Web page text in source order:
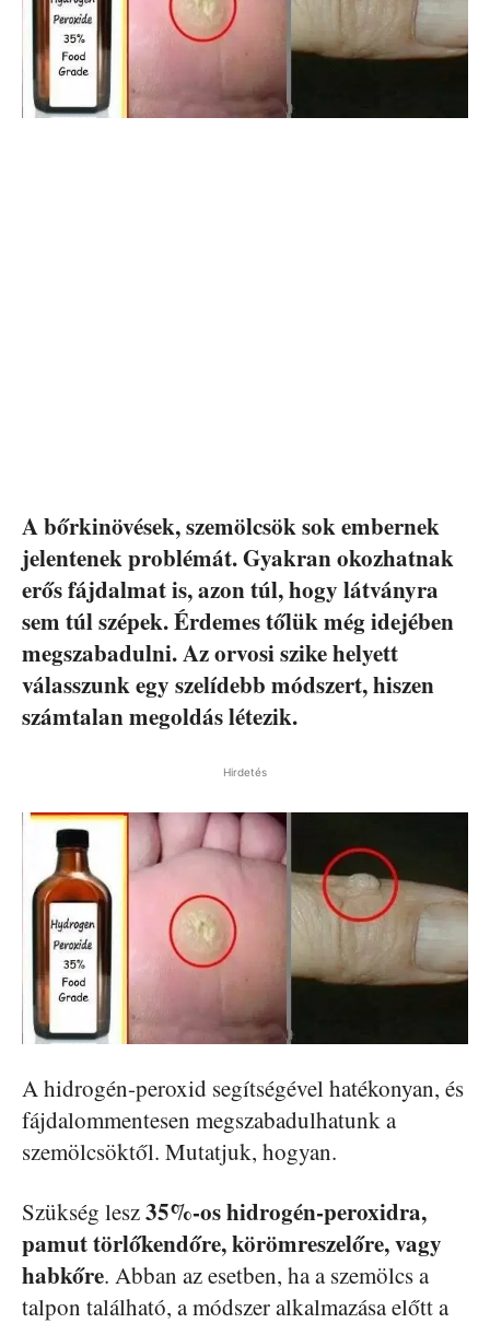
A bőrkinövések, szemölcsök sok embernek
jelentenek problémát. Gyakran okozhatnak
erős fájdalmat is, azon túl, hogy látványra
sem túl szépek. Érdemes tőlük még idejében
megszabadulni. Az orvosi szike helyett
válasszunk egy szelídebb módszert, hiszen
számtalan megoldás létezik.
Hirdetés
A hidrogén-peroxid segítségével hatékonyan, és
fájdalommentesen megszabadulhatunk a
szemölcsöktől. Mutatjuk, hogyan.
Szükség lesz35%-os hidrogén-peroxidra,
pamut törlőkendőre, körömreszelőre, vagy
habkőre. Abban az esetben, ha a szemölcs a
talpon található, a módszer alkalmazása előtt a